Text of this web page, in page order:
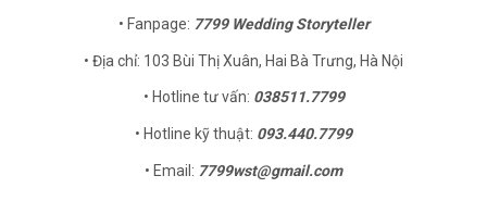
• Fanpage: 7799 Wedding Storyteller
• Địa chỉ: 103 Bùi Thị Xuân, Hai Bà Trưng, Hà Nội
• Hotline tư vấn: 038511.7799
• Hotline kỹ thuật: 093.440.7799
• Email: 7799wst@gmail.com